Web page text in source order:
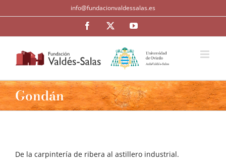
al
info@fundacionvaldessalas.es
FacebookTwitterYouTube
Gondán
De la carpintería de ribera al astillero industrial.